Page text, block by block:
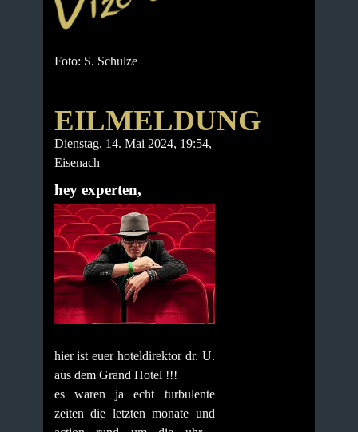
Foto: S. Schulze
EILMELDUNG
Dienstag, 14. Mai 2024, 19:54,
Eisenach
hey experten,
hier ist euer hoteldirektor dr. U.
aus dem Grand Hotel !!!
es waren ja echt turbulente
zeiten die letzten monate und